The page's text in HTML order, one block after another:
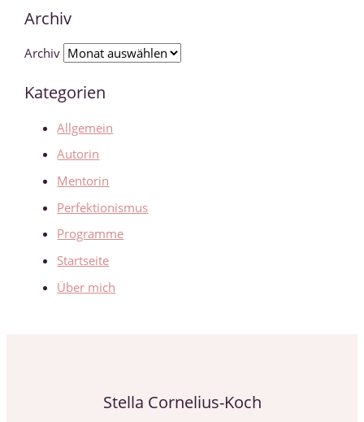
Archiv
Archiv
Kategorien
Allgemein
Autorin
Mentorin
Perfektionismus
Programme
Startseite
Über mich
Stella Cornelius-Koch